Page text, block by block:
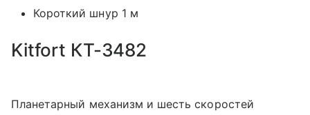
Короткий шнур 1 м
Kitfort КТ-3482
Планетарный механизм и шесть скоростей